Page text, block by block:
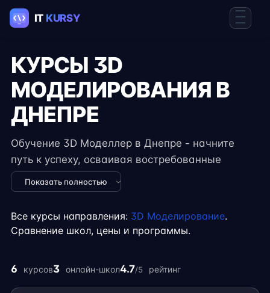
КУРСЫ 3D
МОДЕЛИРОВАНИЯ В
ДНЕПРЕ
Обучение 3D Моделлер в Днепре - начните
путь к успеху, осваивая востребованные
навыки в IT. Курсы подходят для новичков и
специалистов с опытом, включают
консультации экспертов. Гибкий формат
фрилансе.
Показать полностью
Все курсы направления: 3D Моделирование.
Сравнение школ, цены и программы.
6 курсов3 онлайн-школ4.7/5 рейтинг